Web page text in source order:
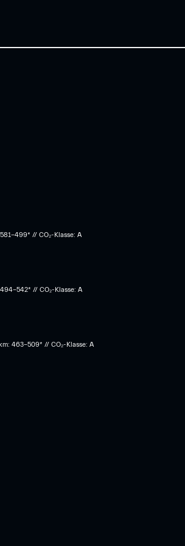
499* // CO₂-Klasse: A
542* // CO₂-Klasse: A
463-509* // CO₂-Klasse: A